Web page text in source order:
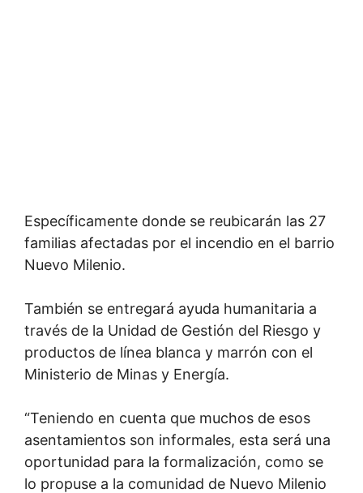
Específicamente donde se reubicarán las 27
familias afectadas por el incendio en el barrio
Nuevo Milenio.
También se entregará ayuda humanitaria a
través de la Unidad de Gestión del Riesgo y
productos de línea blanca y marrón con el
Ministerio de Minas y Energía.
“Teniendo en cuenta que muchos de esos
asentamientos son informales, esta será una
oportunidad para la formalización, como se
lo propuse a la comunidad de Nuevo Milenio